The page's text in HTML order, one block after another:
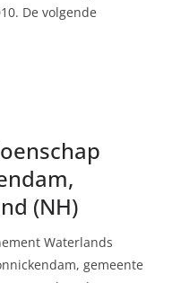
De volgende
(NH)
Waterlands
gemeente